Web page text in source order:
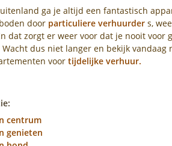
ga je altijd een fantastisch
door particuliere verhuurder s,
dat zorgt er weer voor dat je nooit voor
dus niet langer en bekijk vandaag
voor tijdelijke verhuur.
centrum
genieten